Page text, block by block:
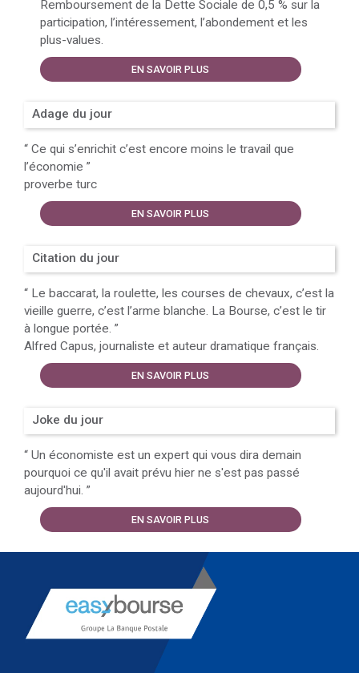
Remboursement de la Dette Sociale de 0,5 % sur la
participation, l’intéressement, l’abondement et les
plus-values.
EN SAVOIR PLUS
Adage du jour
“ Ce qui s’enrichit c’est encore moins le travail que
l’économie ”
proverbe turc
EN SAVOIR PLUS
Citation du jour
“ Le baccarat, la roulette, les courses de chevaux, c’est la
vieille guerre, c’est l’arme blanche. La Bourse, c’est le tir
à longue portée. ”
Alfred Capus, journaliste et auteur dramatique français.
EN SAVOIR PLUS
Joke du jour
“ Un économiste est un expert qui vous dira demain
pourquoi ce qu'il avait prévu hier ne s'est pas passé
aujourd'hui. ”
EN SAVOIR PLUS